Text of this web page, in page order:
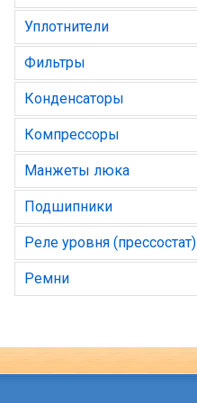
Уплотнители
Фильтры
Конденсаторы
Компрессоры
Манжеты люка
Подшипники
Реле уровня (прессостат)
Ремни